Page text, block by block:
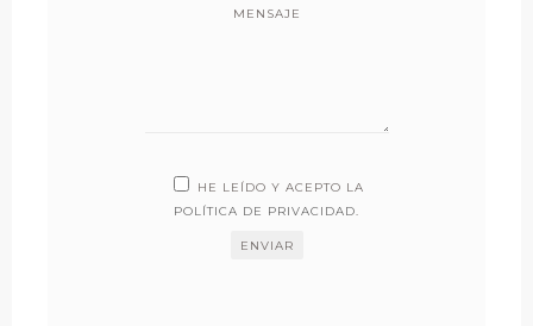
MENSAJE
HE LEÍDO Y ACEPTO LA
POLÍTICA DE PRIVACIDAD.